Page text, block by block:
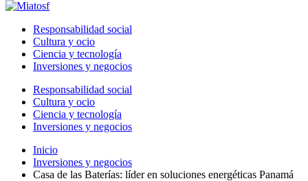
Responsabilidad social
Cultura y ocio
Ciencia y tecnología
Inversiones y negocios
Responsabilidad social
Cultura y ocio
Ciencia y tecnología
Inversiones y negocios
Inicio
Inversiones y negocios
Casa de las Baterías: líder en soluciones energéticas Panamá